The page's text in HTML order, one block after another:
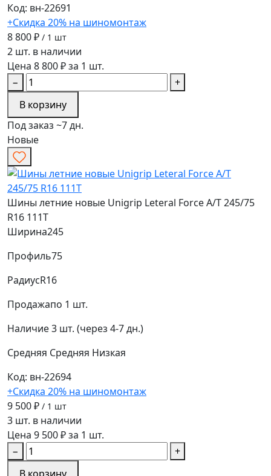
Код: вн-22691
+Скидка 20% на шиномонтаж
8 800 ₽ / 1 шт
2 шт. в наличии
Цена 8 800 ₽ за 1 шт.
−
+
В корзину
Под заказ ~7 дн.
Новые
Шины летние новые Unigrip Leteral Force A/T 245/75
R16 111T
Ширина245
Профиль75
РадиусR16
Продажапо 1 шт.
Наличие3 шт. (через 4-7 дн.)
Средняя Средняя Низкая
Код: вн-22694
+Скидка 20% на шиномонтаж
9 500 ₽ / 1 шт
3 шт. в наличии
Цена 9 500 ₽ за 1 шт.
−
+
В корзину